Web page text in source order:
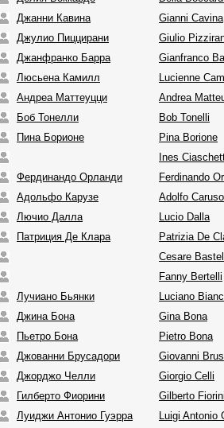
Джанни Кавина
Gianni Cavina
Джулио Пиццирани
Giulio
Джанфранко Барра
Gianfranco
Люсьена Камилл
Lucienne
Андреа Маттеуцци
Andrea
Боб Тонелли
Bob Tonelli
Пина Борионе
Pina Borione
Ines
Фердинандо Орланди
Ferdinando
Адольфо Карузе
Adolfo Caruso
Лючио Далла
Lucio Dalla
Патриция Де Клара
Patrizia De
Cesare
Fanny Bertelli
Лучиано Бьянки
Luciano
Джина Бона
Gina Bona
Пьетро Бона
Pietro Bona
Джованни Брусадори
Giovanni
Джорджо Челли
Giorgio Celli
Гилберто Фиорини
Gilberto
Луиджи Антонио Гуэрра
Luigi Antonio